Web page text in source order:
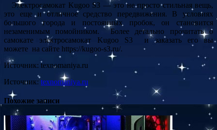
Электросамокат Kugоo S3 — это не просто стильная вещь,
это еще и отличное средство передвижения. В условиях
большого города и постоянных пробок, он становится
незаменимым помойником. Более детально прочитать о
самокате электросамокат Kugoо S3 и заказать его вы
можете на сайте https://kugoo-s3.ru/.
Источник: texnomaniya.ru
Источник: texnomaniya.ru
Похожие записи